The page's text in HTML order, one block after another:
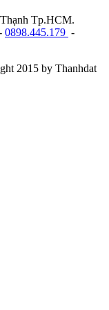
Tp.HCM.
0898.445.179 -
2015 by Thanhdat